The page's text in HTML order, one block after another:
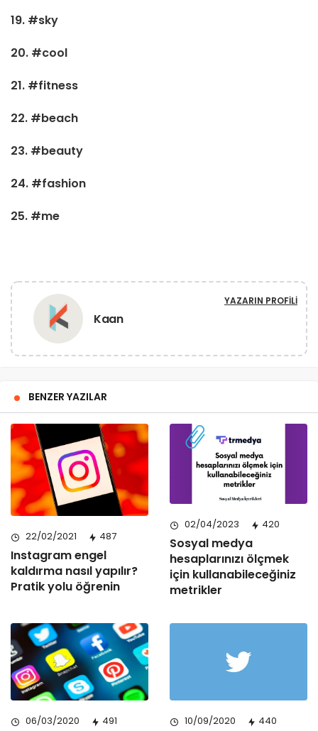
19. #sky
20. #cool
21. #fitness
22. #beach
23. #beauty
24. #fashion
25. #me
Kaan
YAZARIN PROFILI
BENZER YAZILAR
22/02/2021 487
Instagram engel
kaldırma nasıl yapılır?
Pratik yolu öğrenin
02/04/2023 420
Sosyal medya
hesaplarınızı ölçmek
için kullanabileceğiniz
metrikler
06/03/2020 491 10/09/2020 440